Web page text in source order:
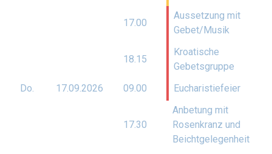
17.00
Aussetzung mit
Gebet/Musik
18.15
Kroatische
Gebetsgruppe
Do.
17.09.2026 09.00 Eucharistiefeier
17.30
Anbetung mit
Rosenkranz und
Beichtgelegenheit